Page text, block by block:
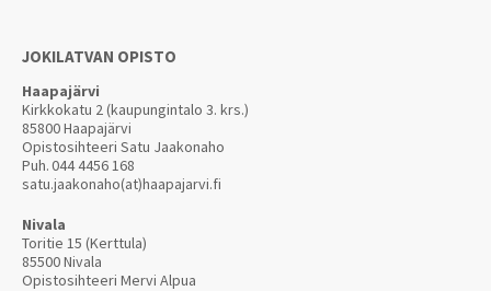
JOKILATVAN OPISTO
Haapajärvi
Kirkkokatu 2 (kaupungintalo 3. krs.)
85800 Haapajärvi
Opistosihteeri Satu Jaakonaho
Puh.044 4456 168
satu.jaakonaho(at)haapajarvi.fi
Nivala
Toritie 15 (Kerttula)
85500 Nivala
Opistosihteeri Mervi Alpua